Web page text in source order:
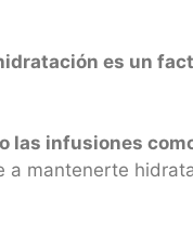
es un
las infusiones
mantenerte